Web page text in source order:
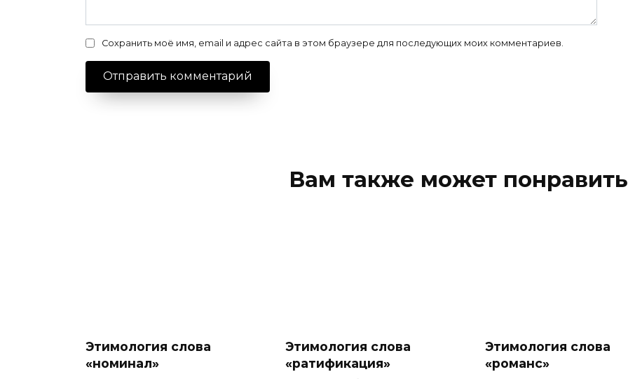
Сохранить моё имя, email и адрес сайта в этом браузере для последующих моих комментариев.
Вам также может
Этимология слова
«номинал»
Этимология слова
«ратификация»
Этимология слова
«романс»